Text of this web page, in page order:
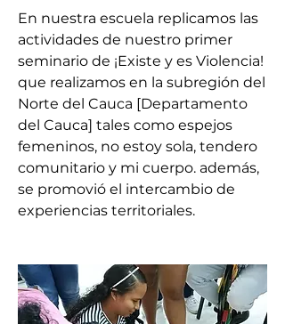
En nuestra escuela replicamos las
actividades de nuestro primer
seminario de ¡Existe y es Violencia!
que realizamos en la subregión del
Norte del Cauca [Departamento
del Cauca] tales como espejos
femeninos, no estoy sola, tendero
comunitario y mi cuerpo. además,
se promovió el intercambio de
experiencias territoriales.